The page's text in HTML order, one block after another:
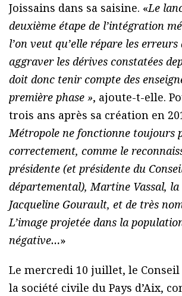
Joissains dans sa saisine. «Le
deuxième étape de l’intégration
l’on veut qu’elle répare les erreurs
aggraver les dérives constatées
doit donc tenir compte des
première phase », ajoute-t-elle.
trois ans après sa création en
Métropole ne fonctionne toujours
correctement, comme le
présidente (et présidente du
départemental), Martine Vassal,
Jacqueline Gourault, et de très
L’image projetée dans la
négative…»
Le mercredi 10 juillet, le
la société civile du Pays d’Aix,